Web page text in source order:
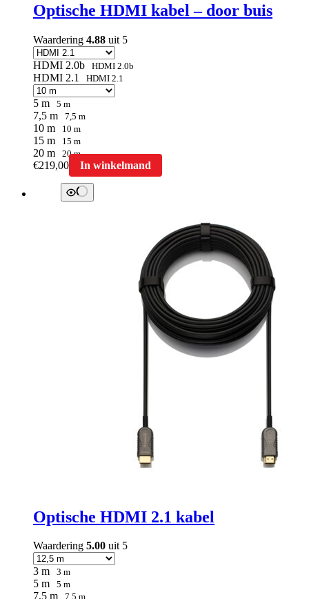
Optische HDMI kabel – door buis
Waardering 4.88 uit 5
HDMI 2.0b HDMI 2.0b
HDMI 2.1 HDMI 2.1
5 m 5 m
7,5 m 7,5 m
10 m 10 m
15 m 15 m
20 m 20 m
€219,00 In winkelmand
product
Deze
optie
kan
gekozen
worden
op
de
productpagina
Optische HDMI 2.1 kabel
Waardering 5.00 uit 5
3 m 3 m
5 m 5 m
7,5 m 7,5 m